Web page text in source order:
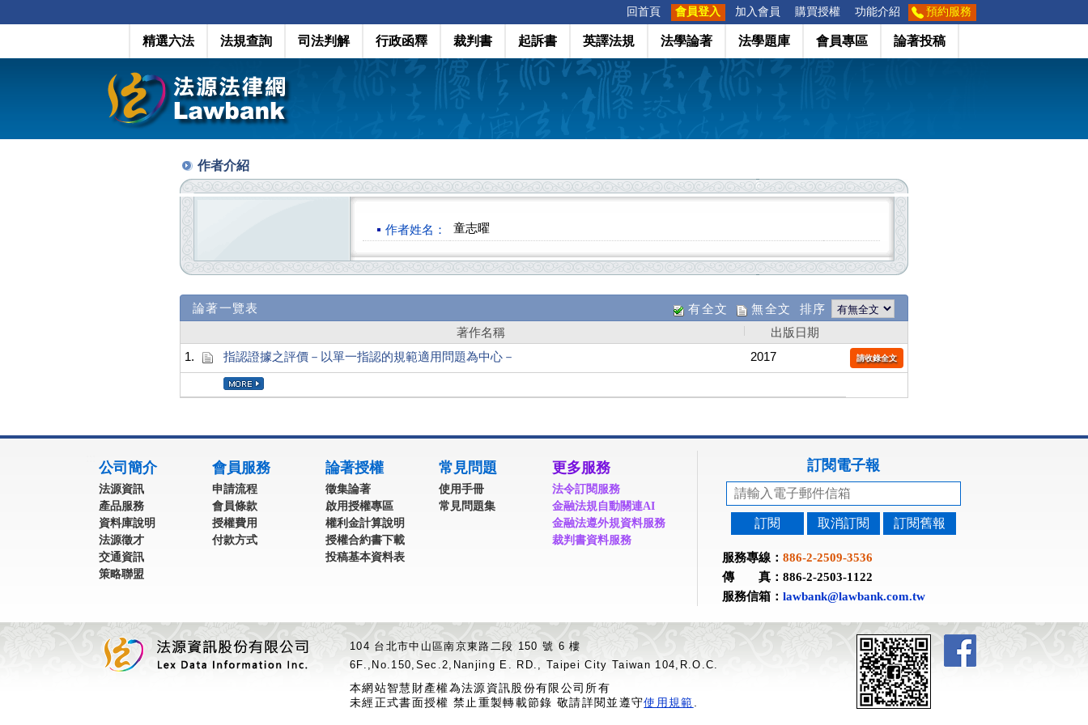
回首頁 會員登入 加入會員 購買授權 功能介紹 預約服務
精選六法 法規查詢 司法判解 行政函釋 裁判書 起訴書 英譯法規 法學論著 法學題庫 會員專區 論著投稿
作者介紹
作者姓名： 童志曜
論著一覽表 有全文 無全文 排序
著作名稱
出版日期
1.
指認證據之評價－以單一指認的規範適用問題為中心－ 2017 請收錄全文
公司簡介
法源資訊
產品服務
資料庫說明
法源徵才
交通資訊
策略聯盟
會員服務
申請流程
會員條款
授權費用
付款方式
論著授權
徵集論著
啟用授權專區
權利金計算說明
授權合約書下載
投稿基本資料表
常見問題
使用手冊
常見問題集
更多服務
法令訂閱服務
金融法規自動關連AI
金融法遵外規資料服務
裁判書資料服務
訂閱電子報
訂閱 取消訂閱 訂閱舊報
服務專線： 886-2-2509-3536
傳 真：886-2-2503-1122
服務信箱： lawbank@lawbank.com.tw
104 台北市中山區南京東路二段 150 號 6 樓
6F.,No.150,Sec.2,Nanjing E. RD., Taipei City Taiwan 104,R.O.C.
本網站智慧財產權為法源資訊股份有限公司所有
未經正式書面授權 禁止重製轉載節錄 敬請詳閱並遵守使用規範